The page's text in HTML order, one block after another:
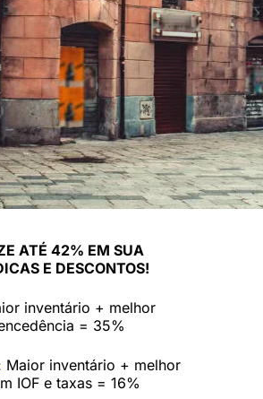
ATÉ 42% EM SUA
E DESCONTOS!
inventário + melhor
= 35%
Maior inventário + melhor
IOF e taxas = 16%